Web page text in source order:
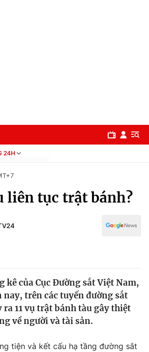
24H
liên tục trật bánh?
kê của Cục Đường sắt Việt Nam,
nay, trên các tuyến đường sắt
ra 11 vụ trật bánh tàu gây thiệt
về người và tài sản.
tiện và kết cấu hạ tầng đường sắt